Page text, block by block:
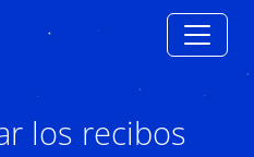
los recibos